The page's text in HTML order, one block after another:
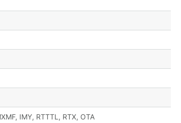
IMY, RTTTL, RTX, OTA